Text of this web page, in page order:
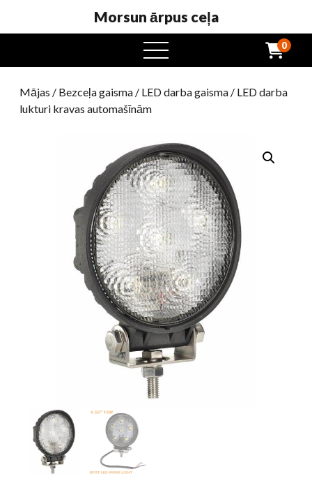
Morsun ārpus ceļa
atvērta
ēdienkarte
0
Mājas / Bezceļa gaisma / LED darba gaisma / LED darba
lukturi kravas automašīnām